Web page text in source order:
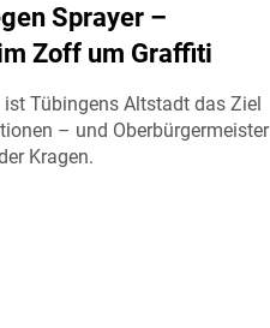
Sprayer –
Zoff um Graffiti
ist Tübingens Altstadt das Ziel
– und Oberbürgermeister
Kragen.